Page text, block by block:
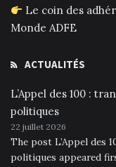
Le coin des
Monde ADFE
ACTUALITÉS
L’Appel des 100 :
politiques
22 juillet 2026
The post L’Appel des
politiques appeared